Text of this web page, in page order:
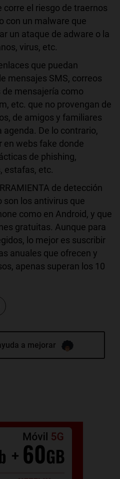
el riesgo de traernos
con un malware que
un ataque de adware o la
virus, etc.
que puedan
mensajes SMS, correos
mensajería como
etc. que no provengan de
de amigos y familiares
agenda. De lo contrario,
webs fake donde
de phishing,
estafas, etc.
de detección
son los antivirus que
como en Android, y que
gratuitas. Aunque para
lo mejor es suscribir
anuales que ofrecen y
apenas superan los 10
a mejorar